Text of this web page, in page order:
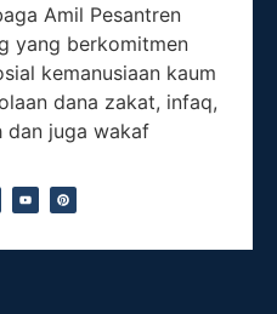
Amil Pesantren
yang berkomitmen
kemanusiaan kaum
dana zakat, infaq,
dan juga wakaf